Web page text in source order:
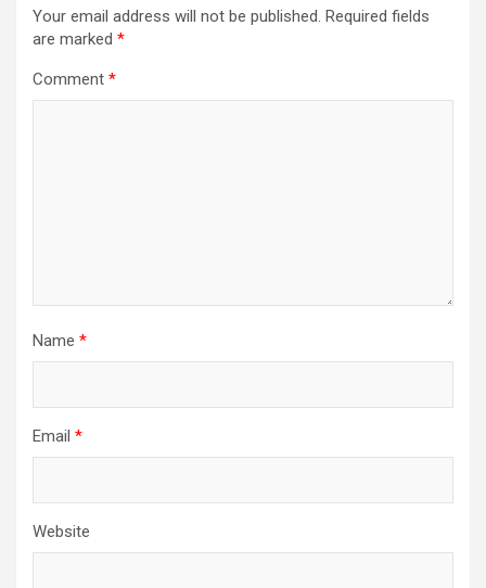
Your email address will not be published. Required fields
are marked *
Comment *
Name *
Email *
Website